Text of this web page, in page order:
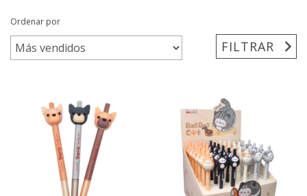
Ordenar por
FILTRAR